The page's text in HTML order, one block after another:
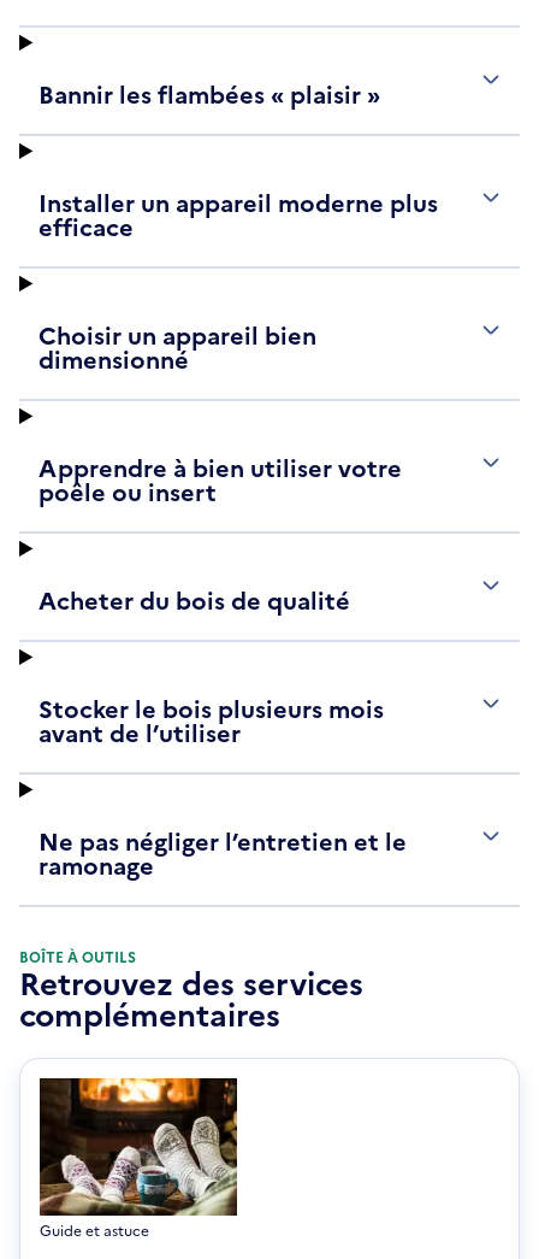
Bannir les flambées « plaisir »
Installer un appareil moderne plus
efficace
Choisir un appareil bien
dimensionné
Apprendre à bien utiliser votre
poêle ou insert
Acheter du bois de qualité
Stocker le bois plusieurs mois
avant de l’utiliser
Ne pas négliger l’entretien et le
ramonage
BOÎTE À OUTILS
Retrouvez des services
complémentaires
Guide et astuce